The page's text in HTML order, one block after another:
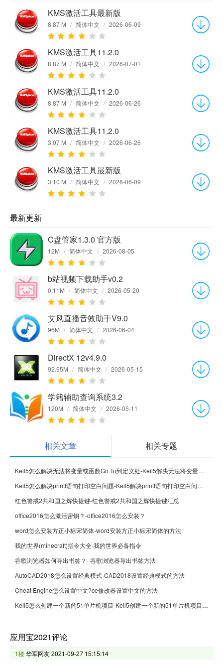
KMS激活工具最新版
8.87 M / 简体中文 / 2026-06-09
KMS激活工具11.2.0
8.87 M / 简体中文 / 2026-07-01
KMS激活工具11.2.0
8.87 M / 简体中文 / 2026-06-26
KMS激活工具11.2.0
3.07 M / 简体中文 / 2026-06-26
KMS激活工具最新版
3.10 M / 简体中文 / 2026-06-09
最新更新
C盘管家1.3.0 官方版
12M / 简体中文 / 2026-08-05
b站视频下载助手v0.2
0.11M / 简体中文 / 2026-05-20
艾风直播音效助手V9.0
96M / 简体中文 / 2026-06-04
DirectX 12v4.9.0
92.95M / 简体中文 / 2026-05-15
学籍辅助查询系统3.2
120M / 简体中文 / 2026-05-11
相关文章 相关专题
Keil5怎么解决无法将变量或函数Go To到定义处-Keil5解决无法将变量或函数Go To到定义处的方法
Keil5怎么解决printf语句打印空白问题-Keil5解决printf语句打印空白问题的方法
红色警戒2共和国之辉快捷键-红色警戒2共和国之辉快捷键汇总
office2016怎么激活密钥？-office2016怎么安装？
word怎么安装方正小标宋简体-word安装方正小标宋简体的方法
我的世界(minecraft)指令大全-我的世界必备指令
谷歌浏览器如何导出书签？- 谷歌浏览器导出书签方法
AutoCAD2018怎么设置经典模式-CAD2018设置经典模式的方法
Cheat Engine怎么设置中文?ce修改器设置中文的方法
Keil5怎么创建一个新的51单片机项目-Keil5创建一个新的51单片机项目的方法
应用宝2021评论
1楼华军网友2021-09-27 15:15:14